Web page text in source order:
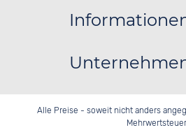
Alle Preise - soweit nicht anders
Mehrwertsteuer